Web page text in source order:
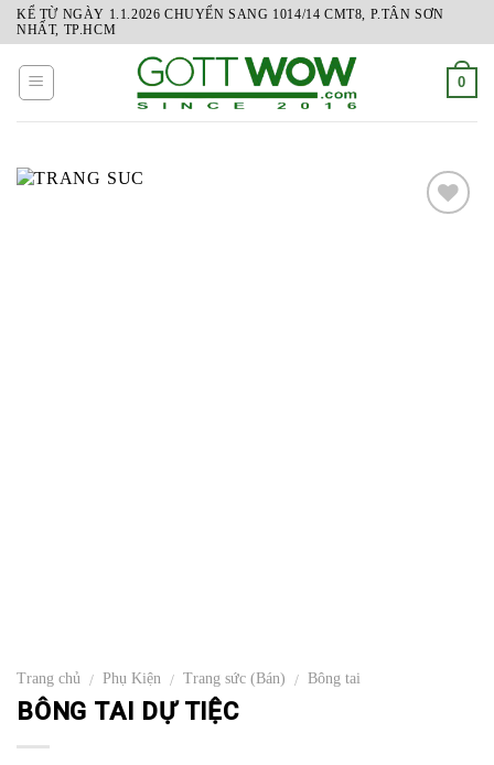
Skip
to
content
KỂ TỪ NGÀY 1.1.2026 CHUYỂN SANG 1014/14 CMT8, P.TÂN SƠN
NHẤT, TP.HCM
0
Trang chủ / Phụ Kiện / Trang sức (Bán) / Bông tai
BÔNG TAI DỰ TIỆC